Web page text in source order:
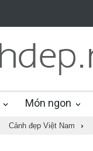
Món ngon
Cảnh đẹp Việt Nam ›